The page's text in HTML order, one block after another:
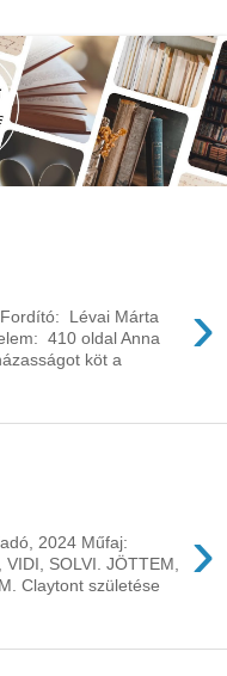
›
Lévai Márta
410 oldal Anna
köt a
›
2024 Műfaj:
SOLVI. JÖTTEM,
Claytont születése